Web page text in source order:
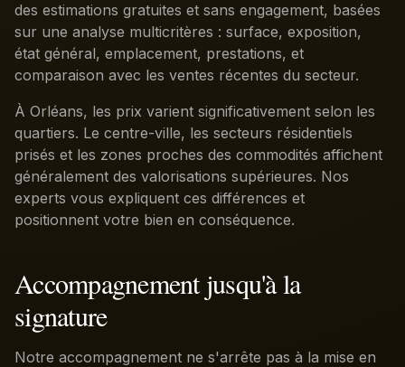
des estimations gratuites et sans engagement, basées
sur une analyse multicritères : surface, exposition,
état général, emplacement, prestations, et
comparaison avec les ventes récentes du secteur.
À Orléans, les prix varient significativement selon les
quartiers. Le centre-ville, les secteurs résidentiels
prisés et les zones proches des commodités affichent
généralement des valorisations supérieures. Nos
experts vous expliquent ces différences et
positionnent votre bien en conséquence.
Accompagnement jusqu'à la
signature
Notre accompagnement ne s'arrête pas à la mise en